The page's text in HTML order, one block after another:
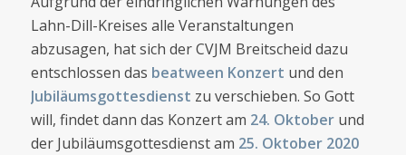
Lahn-Dill-Kreises alle Veranstaltungen
abzusagen, hat sich der CVJM Breitscheid dazu
entschlossen das beatween Konzert und den
Jubiläumsgottesdienst zu verschieben. So Gott
will, findet dann das Konzert am 24. Oktoberund
der Jubiläumsgottesdienst am 25. Oktober 2020